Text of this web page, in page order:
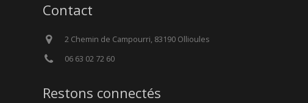
Contact
2 Chemin de Campourri, 83190 Ollioules
06 63 02 72 60
Restons connectés